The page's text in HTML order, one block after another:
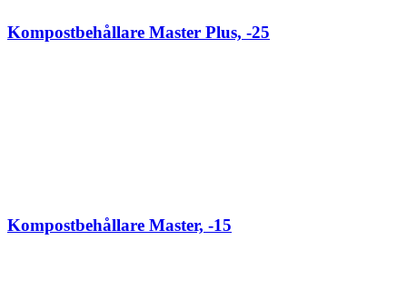
Kompostbehållare Master Plus, -25
Kompostbehållare Master, -15